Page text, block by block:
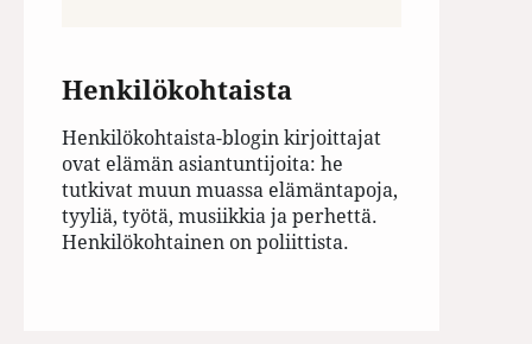
Henkilökohtaista
Henkilökohtaista-blogin kirjoittajat
ovat elämän asiantuntijoita: he
tutkivat muun muassa elämäntapoja,
tyyliä, työtä, musiikkia ja perhettä.
Henkilökohtainen on poliittista.